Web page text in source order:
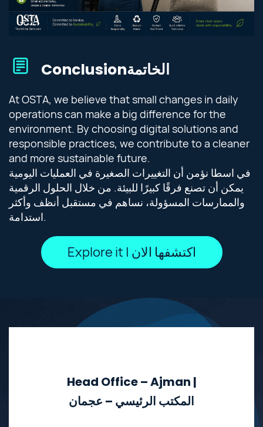
Conclusionالخاتمة
At OSTA, we believe that small changes in daily
operations can make a big difference for the
environment. By choosing digital solutions and
responsible practices, we contribute to a cleaner
and more sustainable future.
في اسطا نؤمن أن التغييرات الصغيرة في العمليات اليومية
يمكن أن تصنع فرقًا كبيرًا للبيئة. من خلال الحلول الرقمية
والممارسات المسؤولة، نساهم في مستقبل أنظف وأكثر
استدامة.
Explore it | اكتشفها الان
Head Office – Ajman |
المكتب الرئيسي – عجمان